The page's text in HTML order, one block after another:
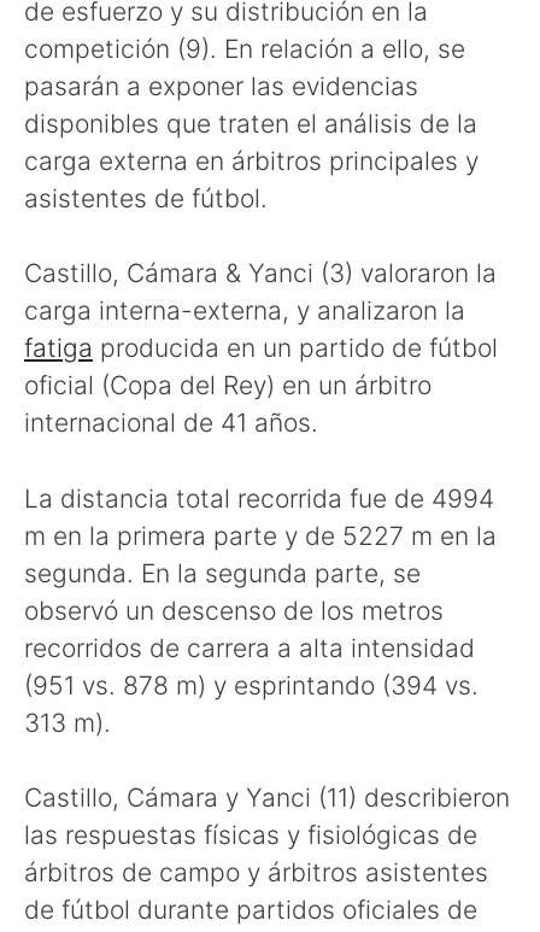
de esfuerzo y su distribución en la
competición (9). En relación a ello, se
pasarán a exponer las evidencias
disponibles que traten el análisis de la
carga externa en árbitros principales y
asistentes de fútbol.
Castillo, Cámara & Yanci (3) valoraron la
carga interna-externa, y analizaron la
fatiga producida en un partido de fútbol
oficial (Copa del Rey) en un árbitro
internacional de 41 años.
La distancia total recorrida fue de 4994
m en la primera parte y de 5227 m en la
segunda. En la segunda parte, se
observó un descenso de los metros
recorridos de carrera a alta intensidad
(951 vs. 878 m) y esprintando (394 vs.
313 m).
Castillo, Cámara y Yanci (11) describieron
las respuestas físicas y fisiológicas de
árbitros de campo y árbitros asistentes
de fútbol durante partidos oficiales de